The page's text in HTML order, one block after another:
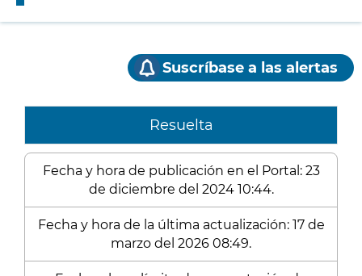
Suscríbase a las alertas
Resuelta
Fecha y hora de publicación en el Portal: 23
de diciembre del 2024 10:44.
Fecha y hora de la última actualización: 17 de
marzo del 2026 08:49.